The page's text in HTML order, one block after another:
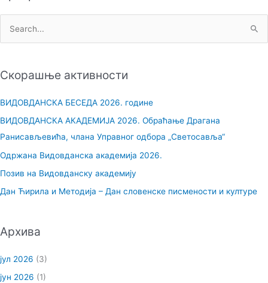
т
з
а
:
Скорашње активности
ВИДОВДАНСКА БЕСЕДА 2026. године
ВИДОВДАНСКА АКАДЕМИЈА 2026. Обраћање Драгана
Ранисављевића, члана Управног одбора „Светосавља“
Одржана Видовданска академија 2026.
Позив на Видовданску академију
Дан Ћирила и Методија – Дан словенске писмености и културе
Архива
јул 2026 (3)
јун 2026 (1)